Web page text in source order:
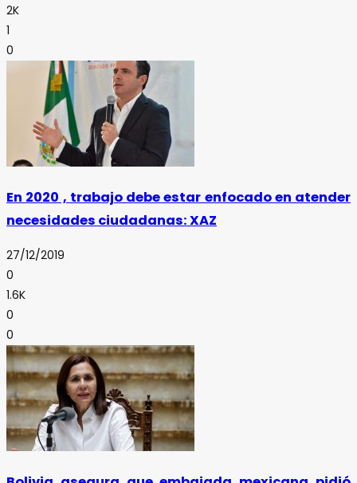
2K
1
0
En 2020 , trabajo debe estar enfocado en atender
necesidades ciudadanas: XAZ
27/12/2019
0
1.6K
0
0